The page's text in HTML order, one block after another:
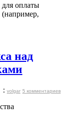
оплаты
(например,
над
: volgar 5 комментариев